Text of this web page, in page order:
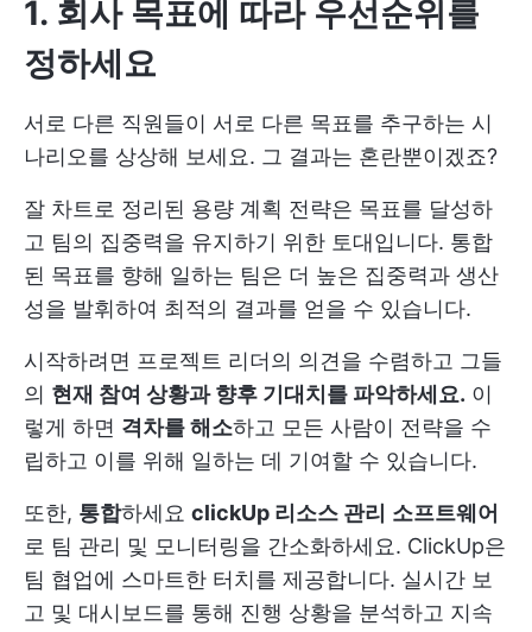
1. 회사 목표에 따라 우선순위를
정하세요
서로 다른 직원들이 서로 다른 목표를 추구하는 시
나리오를 상상해 보세요. 그 결과는 혼란뿐이겠죠?
잘 차트로 정리된 용량 계획 전략은 목표를 달성하
고 팀의 집중력을 유지하기 위한 토대입니다. 통합
된 목표를 향해 일하는 팀은 더 높은 집중력과 생산
성을 발휘하여 최적의 결과를 얻을 수 있습니다.
시작하려면 프로젝트 리더의 의견을 수렴하고 그들
의 현재 참여 상황과 향후 기대치를 파악하세요. 이
렇게 하면 격차를 해소하고 모든 사람이 전략을 수
립하고 이를 위해 일하는 데 기여할 수 있습니다.
또한, 통합하세요 clickUp 리소스 관리 소프트웨어
로 팀 관리 및 모니터링을 간소화하세요. ClickUp은
팀 협업에 스마트한 터치를 제공합니다. 실시간 보
고 및 대시보드를 통해 진행 상황을 분석하고 지속